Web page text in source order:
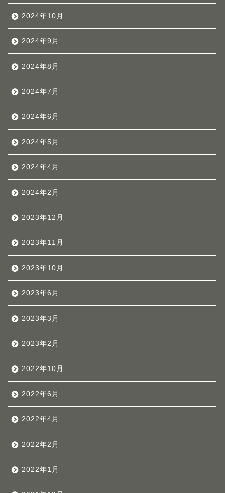
2024年10月
2024年9月
2024年8月
2024年7月
2024年6月
2024年5月
2024年4月
2024年2月
2023年12月
2023年11月
2023年10月
2023年6月
2023年3月
2023年2月
2022年10月
2022年6月
2022年4月
2022年2月
2022年1月